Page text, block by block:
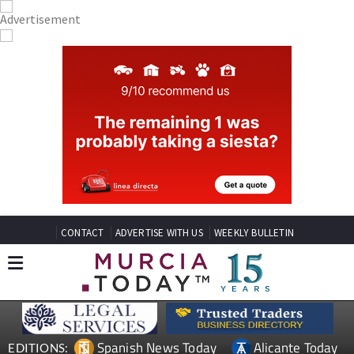
CONTACT ADVERTISE WITH US WEEKLY BULLETIN
EDITIONS: Spanish News Today Alicante Today